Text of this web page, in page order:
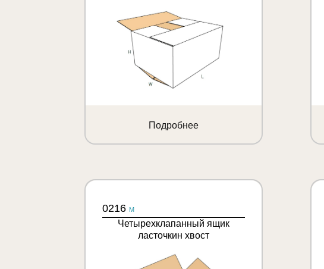
Подробнее
0216 M
Четырехклапанный ящик
ласточкин хвост